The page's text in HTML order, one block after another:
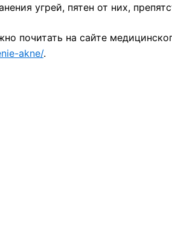
угрей, пятен от них,
почитать на сайте
akne/.